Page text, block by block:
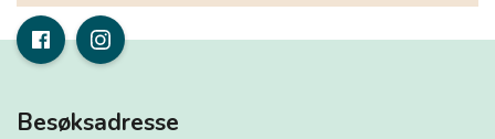
Besøksadresse